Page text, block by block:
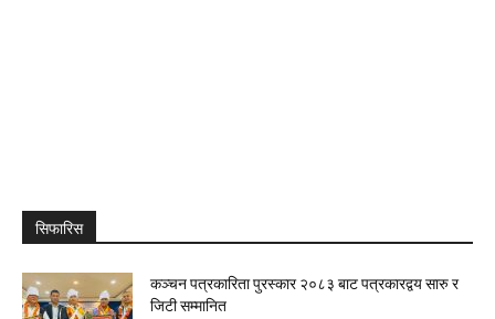
सिफारिस
कञ्चन पत्रकारिता पुरस्कार २०८३ बाट पत्रकारद्वय सारु र
जिटी सम्मानित